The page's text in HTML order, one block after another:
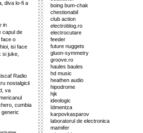
diva lo-fi a
in
capul de
face o
isi face
juke,
Radio
nostalgicii
va
cumbia
boing bum-chak
chestionabil
club action
electroblog.ro
electrocutare
feeder
future nuggets
gluon-symmetry
groove.ro
haules baules
hd music
heathen audio
hipodrome
hjk
ideologic
Idmentza
karpovkasparov
laboratorul de electronica
mamifer